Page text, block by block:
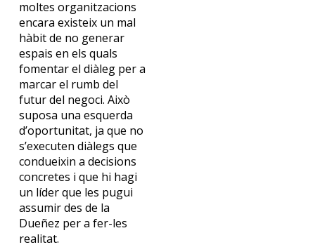
moltes organitzacions
encara existeix un mal
hàbit de no generar
espais en els quals
fomentar el diàleg per a
marcar el rumb del
futur del negoci. Això
suposa una esquerda
d’oportunitat, ja que no
s’executen diàlegs que
condueixin a decisions
concretes i que hi hagi
un líder que les pugui
assumir des de la
Dueñez per a fer-les
realitat.